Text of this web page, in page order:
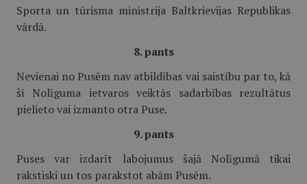
Sporta un tūrisma ministrija Baltkrievijas Republikas
vārdā.
8. pants
Nevienai no Pusēm nav atbildības vai saistību par to, kā
šī Nolīguma ietvaros veiktās sadarbības rezultātus
pielieto vai izmanto otra Puse.
9. pants
Puses var izdarīt labojumus šajā Nolīgumā tikai
rakstiski un tos parakstot abām Pusēm.